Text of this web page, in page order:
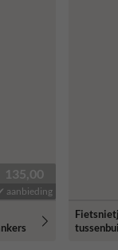
135,00
aanbieding